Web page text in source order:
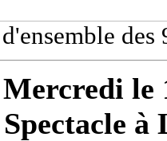
Mercredi le
Spectacle